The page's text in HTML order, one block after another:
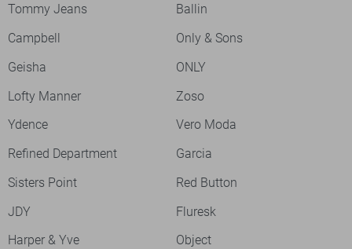
Tommy Jeans
Ballin
Campbell
Only & Sons
Geisha
ONLY
Lofty Manner
Zoso
Ydence
Vero Moda
Refined Department
Garcia
Sisters Point
Red Button
JDY
Fluresk
Harper & Yve
Object